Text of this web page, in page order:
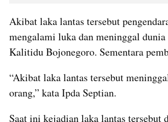
Akibat laka lantas tersebut
mengalami luka dan meninggal
Kalitidu Bojonegoro. Sementara
“Akibat laka lantas tersebut
orang,” kata Ipda Septian.
Saat ini kejadian laka lantas tersebut